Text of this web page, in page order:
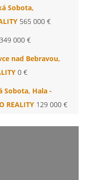
Sobota,
565 000 €
349 000 €
nad Bebravou,
0 €
Sobota, Hala -
REALITY 129 000 €